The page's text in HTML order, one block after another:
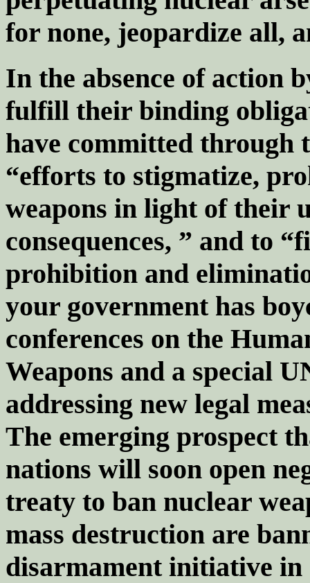
for none, jeopardize all,
In the absence of action
fulfill their binding
have committed through
“efforts to stigmatize,
weapons in light of their
consequences, ” and to
prohibition and
your government has
conferences on the
Weapons and a special
addressing new legal
The emerging prospect
nations will soon open
treaty to ban nuclear
mass destruction are
disarmament initiative in